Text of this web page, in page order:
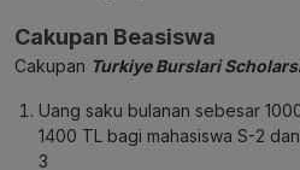
Cakupan Beasiswa
Cakupan Turkiye Burslari
Uang saku bulanan sebesar
1400 TL bagi mahasiswa S-2
3